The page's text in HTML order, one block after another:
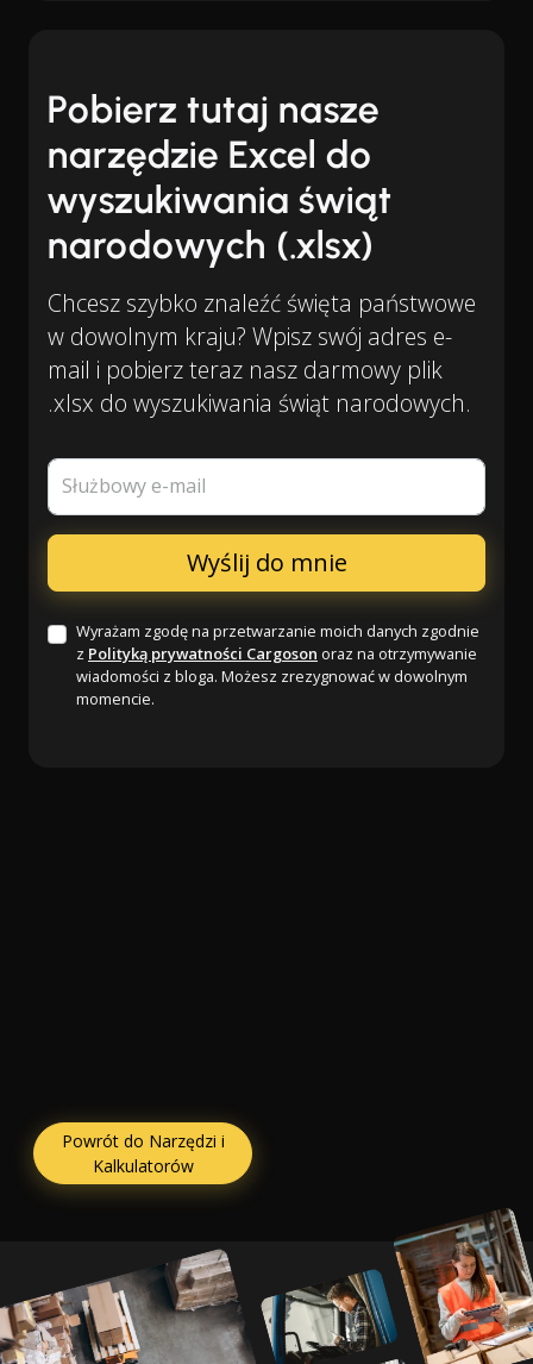
Pobierz tutaj nasze
narzędzie Excel do
wyszukiwania świąt
narodowych (.xlsx)
Chcesz szybko znaleźć święta państwowe
w dowolnym kraju? Wpisz swój adres e-
mail i pobierz teraz nasz darmowy plik
.xlsx do wyszukiwania świąt narodowych.
Służbowy e-mail
Wyrażam zgodę na przetwarzanie moich danych zgodnie
z Polityką prywatności Cargoson oraz na otrzymywanie
wiadomości z bloga. Możesz zrezygnować w dowolnym
momencie.
Powrót do Narzędzi i
Kalkulatorów